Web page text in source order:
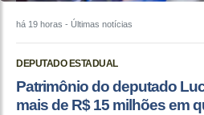
há 19 horas - Últimas notícias
DEPUTADO ESTADUAL
Patrimônio do deputado
mais de R$ 15 milhões em